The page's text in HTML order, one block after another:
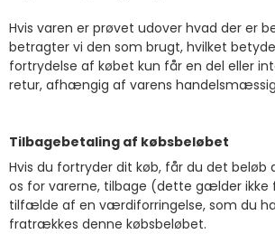
Hvis varen er prøvet udover hvad der er
betragter vi den som brugt, hvilket
fortrydelse af købet kun får en del eller
retur, afhængig af varens
Tilbagebetaling af købsbeløbet
Hvis du fortryder dit køb, får du det beløb
os for varerne, tilbage (dette gælder ikke
tilfælde af en værdiforringelse, som du
fratrækkes denne købsbeløbet.